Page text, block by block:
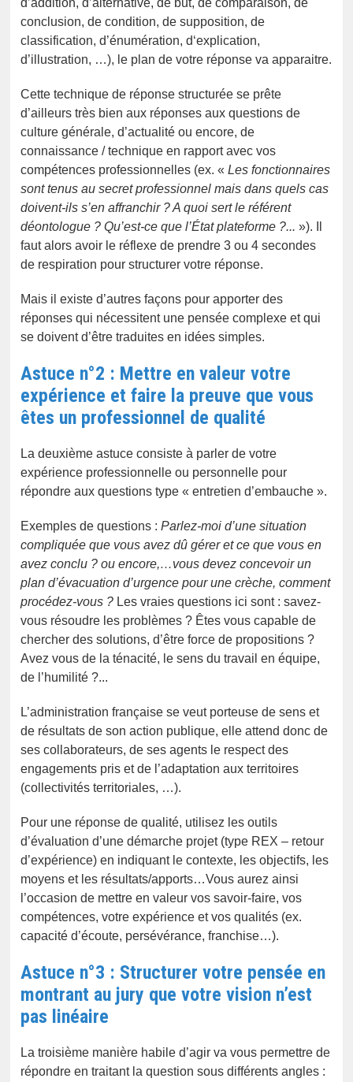
d’addition, d’alternative, de but, de comparaison, de
conclusion, de condition, de supposition, de
classification, d’énumération, d‘explication,
d’illustration, …), le plan de votre réponse va apparaitre.
Cette technique de réponse structurée se prête
d’ailleurs très bien aux réponses aux questions de
culture générale, d’actualité ou encore, de
connaissance / technique en rapport avec vos
compétences professionnelles (ex. «Les fonctionnaires
sont tenus au secret professionnel mais dans quels cas
doivent-ils s’en affranchir ? A quoi sert le référent
déontologue ? Qu’est-ce que l’État plateforme ?...»). Il
faut alors avoir le réflexe de prendre 3 ou 4 secondes
de respiration pour structurer votre réponse.
Mais il existe d’autres façons pour apporter des
réponses qui nécessitent une pensée complexe et qui
se doivent d’être traduites en idées simples.
Astuce n°2 : Mettre en valeur votre
expérience et faire la preuve que vous
êtes un professionnel de qualité
La deuxième astuce consiste à parler de votre
expérience professionnelle ou personnelle pour
répondre aux questions type « entretien d’embauche ».
Exemples de questions :Parlez-moi d’une situation
compliquée que vous avez dû gérer et ce que vous en
avez conclu ? ou encore,…vous devez concevoir un
plan d’évacuation d’urgence pour une crèche, comment
procédez-vous ? Les vraies questions ici sont : savez-
vous résoudre les problèmes ? Êtes vous capable de
chercher des solutions, d’être force de propositions ?
Avez vous de la ténacité, le sens du travail en équipe,
de l’humilité ?...
L’administration française se veut porteuse de sens et
de résultats de son action publique, elle attend donc de
ses collaborateurs, de ses agents le respect des
engagements pris et de l’adaptation aux territoires
(collectivités territoriales, …).
Pour une réponse de qualité, utilisez les outils
d’évaluation d’une démarche projet (type REX – retour
d’expérience) en indiquant le contexte, les objectifs, les
moyens et les résultats/apports…Vous aurez ainsi
l’occasion de mettre en valeur vos savoir-faire, vos
compétences, votre expérience et vos qualités (ex.
capacité d’écoute, persévérance, franchise…).
Astuce n°3 : Structurer votre pensée en
montrant au jury que votre vision n’est
pas linéaire
La troisième manière habile d’agir va vous permettre de
répondre en traitant la question sous différents angles :